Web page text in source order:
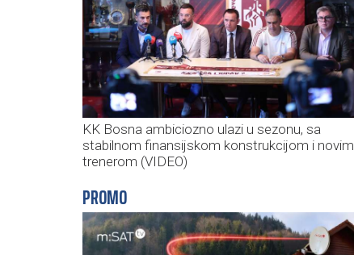
KK Bosna ambiciozno ulazi u sezonu, sa
stabilnom finansijskom konstrukcijom i novim
trenerom (VIDEO)
PROMO